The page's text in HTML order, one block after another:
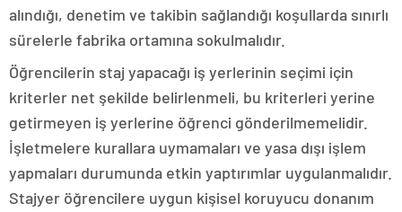
alındığı, denetim ve takibin sağlandığı koşullarda sınırlı
sürelerle fabrika ortamına sokulmalıdır.
Öğrencilerin staj yapacağı iş yerlerinin seçimi için
kriterler net şekilde belirlenmeli, bu kriterleri yerine
getirmeyen iş yerlerine öğrenci gönderilmemelidir.
İşletmelere kurallara uymamaları ve yasa dışı işlem
yapmaları durumunda etkin yaptırımlar uygulanmalıdır.
Stajyer öğrencilere uygun kişisel koruyucu donanım